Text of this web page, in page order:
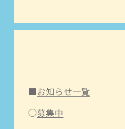
お知らせ一覧
募集中